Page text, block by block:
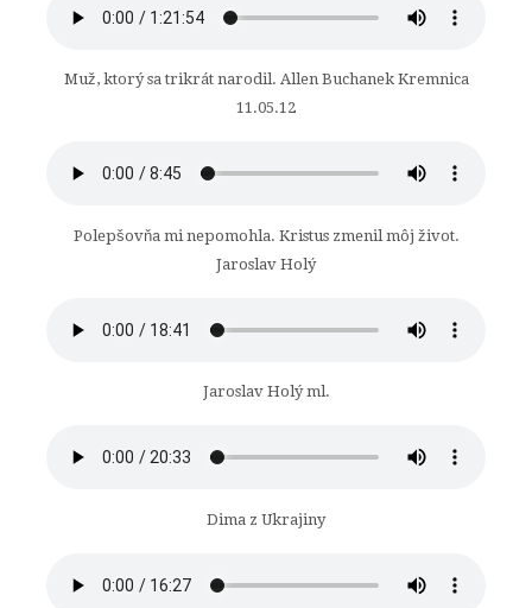
Muž, ktorý sa trikrát narodil. Allen Buchanek Kremnica
11.05.12
Polepšovňa mi nepomohla. Kristus zmenil môj život.
Jaroslav Holý
Jaroslav Holý ml.
Dima z Ukrajiny